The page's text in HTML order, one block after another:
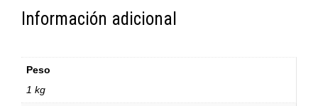
Información adicional
Peso
1 kg